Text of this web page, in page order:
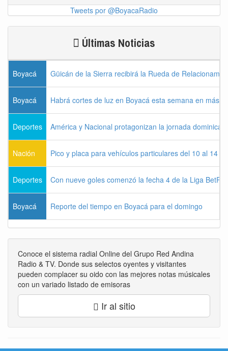
Tweets por @BoyacaRadio
Últimas Noticias
Boyacá Güicán de la Sierra recibirá la Rueda de
Boyacá Habrá cortes de luz en Boyacá esta semana en más
Deportes América y Nacional protagonizan la jornada dominical
Nación Pico y placa para vehículos particulares del 10 al 14
Deportes Con nueve goles comenzó la fecha 4 de la Liga
Boyacá Reporte del tiempo en Boyacá para el domingo
Conoce el sistema radial Online del Grupo Red Andina
Radio & TV. Donde sus selectos oyentes y visitantes
pueden complacer su oido con las mejores notas músicales
con un variado listado de emisoras
Ir al sitio